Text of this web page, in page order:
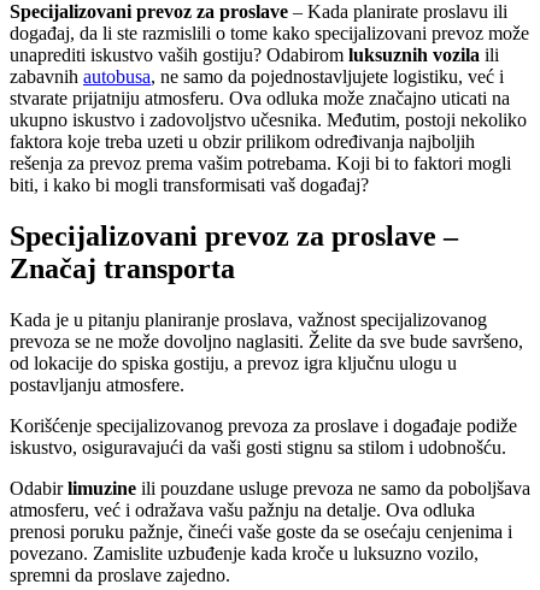
Specijalizovani prevoz za proslave – Kada planirate proslavu ili
događaj, da li ste razmislili o tome kako specijalizovani prevoz može
unaprediti iskustvo vaših gostiju? Odabirom luksuznih vozila ili
zabavnih autobusa, ne samo da pojednostavljujete logistiku, već i
stvarate prijatniju atmosferu. Ova odluka može značajno uticati na
ukupno iskustvo i zadovoljstvo učesnika. Međutim, postoji nekoliko
faktora koje treba uzeti u obzir prilikom određivanja najboljih
rešenja za prevoz prema vašim potrebama. Koji bi to faktori mogli
biti, i kako bi mogli transformisati vaš događaj?
Specijalizovani prevoz za proslave –
Značaj transporta
Kada je u pitanju planiranje proslava, važnost specijalizovanog
prevoza se ne može dovoljno naglasiti. Želite da sve bude savršeno,
od lokacije do spiska gostiju, a prevoz igra ključnu ulogu u
postavljanju atmosfere.
Korišćenje specijalizovanog prevoza za proslave i događaje podiže
iskustvo, osiguravajući da vaši gosti stignu sa stilom i udobnošću.
Odabirlimuzine ili pouzdane usluge prevoza ne samo da poboljšava
atmosferu, već i odražava vašu pažnju na detalje. Ova odluka
prenosi poruku pažnje, čineći vaše goste da se osećaju cenjenima i
povezano. Zamislite uzbuđenje kada kroče u luksuzno vozilo,
spremni da proslave zajedno.